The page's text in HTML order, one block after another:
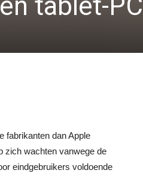
fabrikanten dan Apple
zich wachten vanwege de
eindgebruikers voldoende